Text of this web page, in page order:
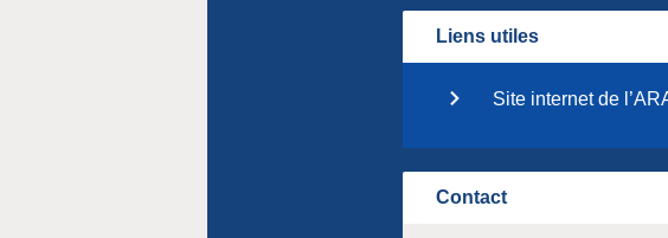
Liens utiles
Site internet de
Contact